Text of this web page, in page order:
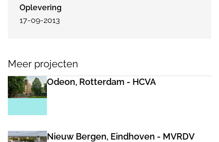
Oplevering
17-09-2013
Meer projecten
Odeon, Rotterdam - HCVA
Nieuw Bergen, Eindhoven - MVRDV